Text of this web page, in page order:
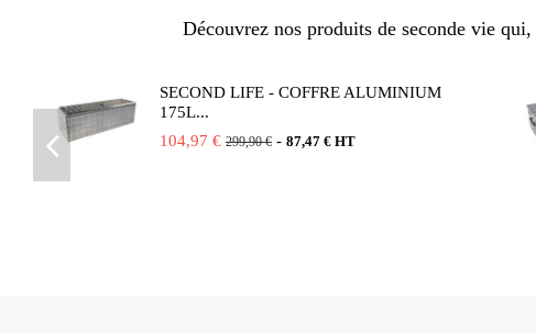
Découvrez nos produits de seconde vie
SECOND LIFE - COFFRE ALUMINIUM
175L...
104,97 € 299,90 € - 87,47 € HT